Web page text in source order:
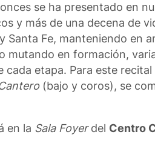
se ha presentado en
y más de una decena de
Santa Fe, manteniendo en
mutando en formación,
cada etapa. Para este
(bajo y coros), se
en la Sala Foyerdel Centro